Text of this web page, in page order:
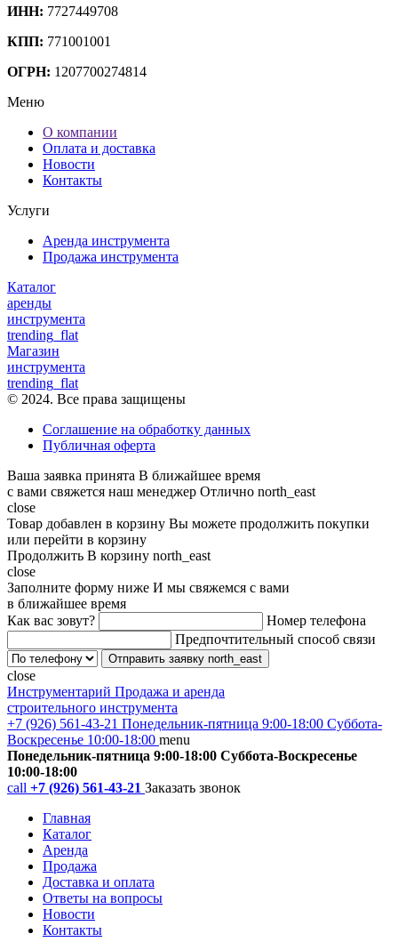
ИНН: 7727449708
КПП: 771001001
ОГРН: 1207700274814
Меню
О компании
Оплата и доставка
Новости
Контакты
Услуги
Аренда инструмента
Продажа инструмента
Каталог
аренды
инструмента
trending_flat
Магазин
инструмента
trending_flat
© 2024. Все права защищены
Соглашение на обработку данных
Публичная оферта
Ваша заявка принята В ближайшее время
с вами свяжется наш менеджер Отлично north_east
close
Товар добавлен в корзину Вы можете продолжить покупки
или перейти в корзину
Продолжить В корзину north_east
close
Заполните форму ниже И мы свяжемся с вами
в ближайшее время
Как вас зовут?
Номер телефона
Предпочтительный способ связи
Отправить заявку north_east
close
Инструментарий Продажа и аренда
строительного инструмента
+7 (926) 561-43-21 Понедельник-пятница 9:00-18:00 Суббота-
Воскресенье 10:00-18:00 menu
Понедельник-пятница 9:00-18:00 Суббота-Воскресенье
10:00-18:00
call +7 (926) 561-43-21 Заказать звонок
Главная
Каталог
Аренда
Продажа
Доставка и оплата
Ответы на вопросы
Новости
Контакты